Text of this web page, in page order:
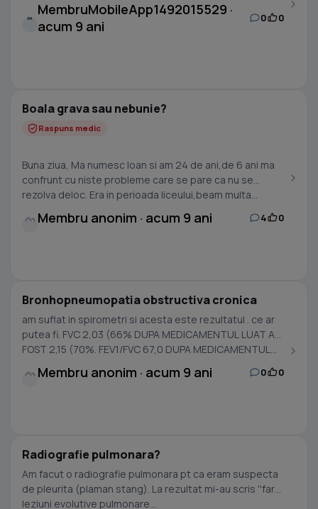
M
MembruMobileApp1492015529 ·
acum 9 ani
0 0
Boala grava sau nebunie?
Raspuns medic
Buna ziua, Ma numesc Ioan si am 24 de ani,de 6 ani ma
confrunt cu niste probleme care se pare ca nu se
rezolva deloc. Era in perioada liceului,beam multa...
Membru anonim · acum 9 ani 4 0
Bronhopneumopatia obstructiva cronica
am suflat in spirometri si acesta este rezultatul . ce ar
putea fi. FVC 2,03 (66% DUPA MEDICAMENTUL LUAT A
FOST 2,15 (70%. FEV1/FVC 67,0 DUPA MEDICAMENTUL...
Membru anonim · acum 9 ani 0 0
Radiografie pulmonara?
Am facut o radiografie pulmonara pt ca eram suspecta
de pleurita (plaman stang). La rezultat mi-au scris ''fara
leziuni evolutive pulmonare...